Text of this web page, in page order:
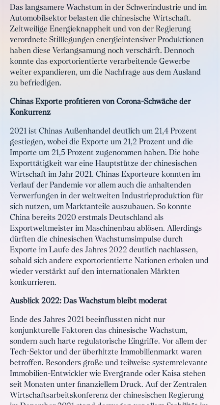
Das langsamere Wachstum in der Schwerindustrie und im
Automobilsektor belasten die chinesische Wirtschaft.
Zeitweilige Energieknappheit und von der Regierung
verordnete Stilllegungen energieintensiver Produktionen
haben diese Verlangsamung noch verschärft. Dennoch
konnte das exportorientierte verarbeitende Gewerbe
weiter expandieren, um die Nachfrage aus dem Ausland
zu befriedigen.
Chinas Exporte profitieren von Corona-Schwäche der
Konkurrenz
2021 ist Chinas Außenhandel deutlich um 21,4 Prozent
gestiegen, wobei die Exporte um 21,2 Prozent und die
Importe um 21,5 Prozent zugenommen haben. Die hohe
Exporttätigkeit war eine Hauptstütze der chinesischen
Wirtschaft im Jahr 2021. Chinas Exporteure konnten im
Verlauf der Pandemie vor allem auch die anhaltenden
Verwerfungen in der weltweiten Industrieproduktion für
sich nutzen, um Marktanteile auszubauen. So konnte
China bereits 2020 erstmals Deutschland als
Exportweltmeister im Maschinenbau ablösen. Allerdings
dürften die chinesischen Wachstumsimpulse durch
Exporte im Laufe des Jahres 2022 deutlich nachlassen,
sobald sich andere exportorientierte Nationen erholen und
wieder verstärkt auf den internationalen Märkten
konkurrieren.
Ausblick 2022: Das Wachstum bleibt moderat
Ende des Jahres 2021 beeinflussten nicht nur
konjunkturelle Faktoren das chinesische Wachstum,
sondern auch harte regulatorische Eingriffe. Vor allem der
Tech-Sektor und der überhitzte Immobilienmarkt waren
betroffen. Besonders große und teilweise systemrelevante
Immobilien-Entwickler wie Evergrande oder Kaisa stehen
seit Monaten unter finanziellem Druck. Auf der Zentralen
Wirtschaftsarbeitskonferenz der chinesischen Regierung